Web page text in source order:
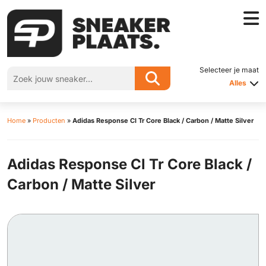
Selecteer je maat
Alles
Home » Producten » Adidas Response Cl Tr Core Black / Carbon / Matte Silver
Adidas Response Cl Tr Core Black /
Carbon / Matte Silver